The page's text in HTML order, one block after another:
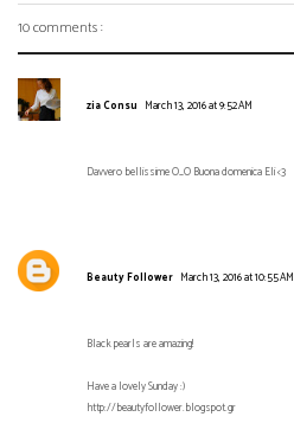
10 comments :
zia Consu March 13, 2016 at 9:52 AM
Davvero bellissime O_O Buona domenica Eli <3
Beauty Follower March 13, 2016 at 10:55 AM
Black pearls are amazing!
Have a lovely Sunday :)
http://beautyfollower.blogspot.gr